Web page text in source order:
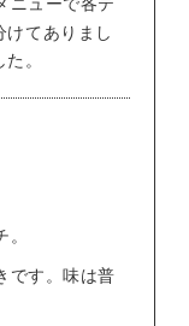
てありまし
。
。
です。味は普